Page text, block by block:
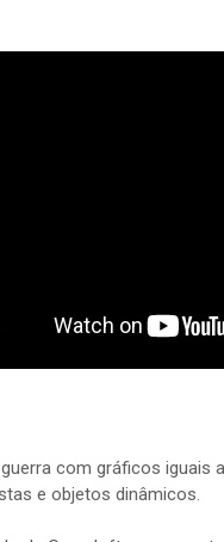
com gráficos iguais
e objetos dinâmicos.